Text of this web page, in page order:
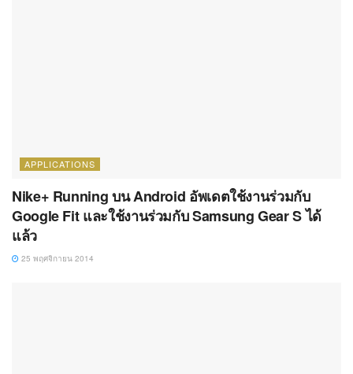
APPLICATIONS
Nike+ Running บน Android อัพเดตใช้งานร่วมกับ
Google Fit และใช้งานร่วมกับ Samsung Gear S ได้
แล้ว
25 พฤศจิกายน 2014